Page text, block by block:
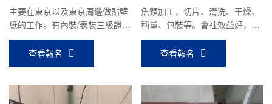
主要在東京以及東京周邊做貼壁
紙的工作。有內裝/表裝三級證書
或專門級證書，沒有資格證書人
員，我們會協助開具評價調書。
查看報名
魚類加工，切片、清洗、干燥、
稱量、包裝等。會社效益好，加
班多，時給980日元/時。
查看報名